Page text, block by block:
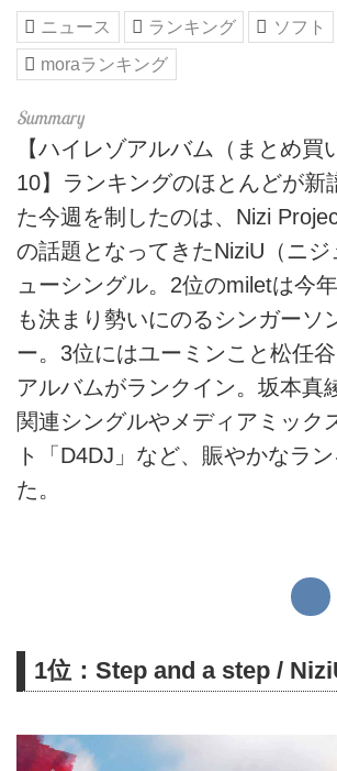
ニュース ランキング
ソフト
moraランキング
【ハイレゾアルバム（まとめ買
10】ランキングのほとんどが新
た今週を制したのは、Nizi
の話題となってきたNiziU（ニ
ューシングル。2位のmiletは今
も決まり勢いにのるシンガーソ
ー。3位にはユーミンこと松任
アルバムがランクイン。坂本真
関連シングルやメディアミック
ト「D4DJ」など、賑やかなラ
た。
1位：Step and a step /